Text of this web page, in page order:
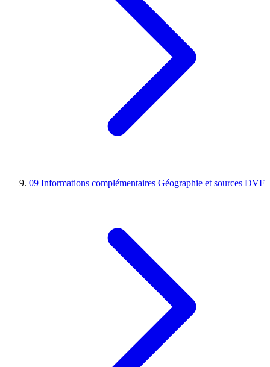
09 Informations complémentaires Géographie et sources DVF